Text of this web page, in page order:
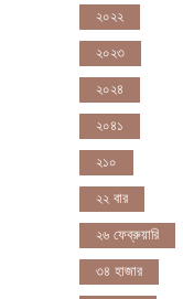
২০২২
২০২৩
২০২৪
২০৪১
২১০
২২ বার
২৬ ফেব্রুয়ারি
৩৪ হাজার